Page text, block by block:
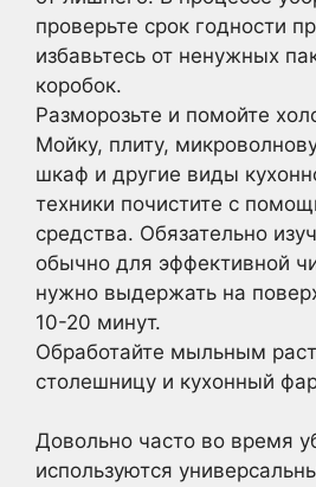
проверьте срок годности
избавьтесь от ненужных
коробок.
Разморозьте и помойте
Мойку, плиту,
шкаф и другие виды
техники почистите с
средства. Обязательно
обычно для эффективной
нужно выдержать на
10-20 минут.
Обработайте мыльным
столешницу и кухонный
Довольно часто во время
используются